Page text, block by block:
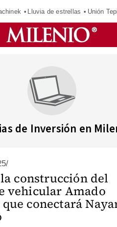
Lluvia de estrellas Unión
de Inversión en
construcción del
vehicular Amado
conectará